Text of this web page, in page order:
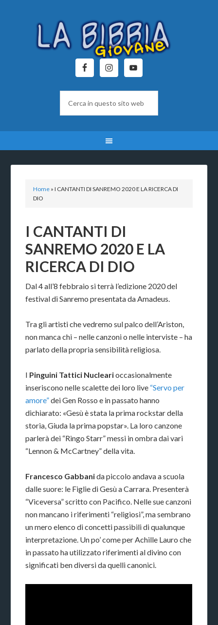
Home »I CANTANTI DI SANREMO 2020 E LA RICERCA DI
DIO
I CANTANTI DI
SANREMO 2020 E LA
RICERCA DI DIO
Dal 4 all’8 febbraio si terrà l’edizione 2020 del
festival di Sanremo presentata da Amadeus.
Tra gli artisti che vedremo sul palco dell’Ariston,
non manca chi – nelle canzoni o nelle interviste – ha
parlato della propria sensibilità religiosa.
I Pinguini Tattici Nuclearioccasionalmente
inseriscono nelle scalette dei loro live “Servo per
amore”dei Gen Rosso e in passato hanno
dichiarato: «Gesù è stata la prima rockstar della
storia, Giuda la prima popstar». La loro canzone
parlerà dei “Ringo Starr” messi in ombra dai vari
“Lennon & McCartney” della vita.
Francesco Gabbanida piccolo andava a scuola
dalle suore: le Figlie di Gesù a Carrara. Presenterà
“Viceversa” scritto con Pacifico. Nelle sue canzoni
non mancano i riferimenti “religiosi”, ma sembrano
un mero elenco di concetti passibili di qualunque
interpretazione. Un po’ come per Achille Lauro che
in passato ha utilizzato riferimenti al divino con
significati ben diversi da quelli canonici.